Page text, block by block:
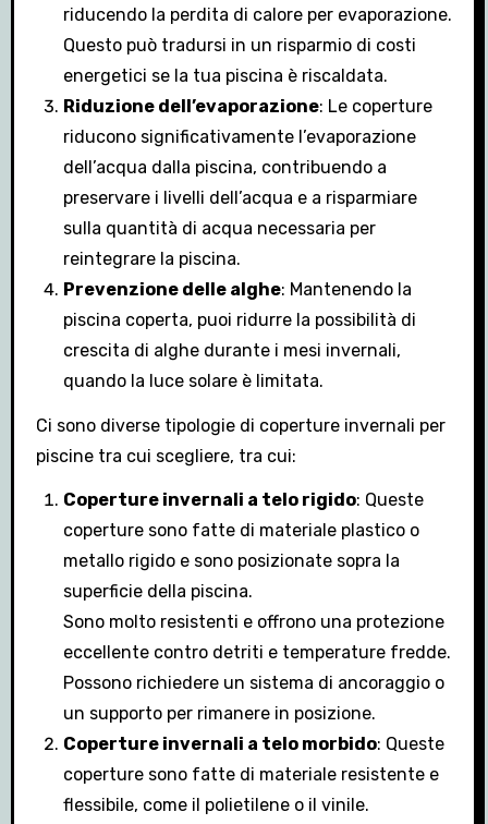
riducendo la perdita di calore per evaporazione.
Questo può tradursi in un risparmio di costi
energetici se la tua piscina è riscaldata.
Riduzione dell’evaporazione: Le coperture
riducono significativamente l’evaporazione
dell’acqua dalla piscina, contribuendo a
preservare i livelli dell’acqua e a risparmiare
sulla quantità di acqua necessaria per
reintegrare la piscina.
Prevenzione delle alghe: Mantenendo la
piscina coperta, puoi ridurre la possibilità di
crescita di alghe durante i mesi invernali,
quando la luce solare è limitata.
Ci sono diverse tipologie di coperture invernali per
piscine tra cui scegliere, tra cui:
Coperture invernali a telo rigido: Queste
coperture sono fatte di materiale plastico o
metallo rigido e sono posizionate sopra la
superficie della piscina.
Sono molto resistenti e offrono una protezione
eccellente contro detriti e temperature fredde.
Possono richiedere un sistema di ancoraggio o
un supporto per rimanere in posizione.
Coperture invernali a telo morbido: Queste
coperture sono fatte di materiale resistente e
flessibile, come il polietilene o il vinile.